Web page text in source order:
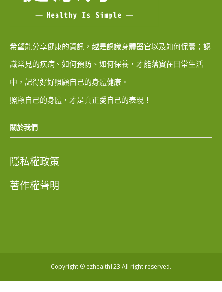
希望能分享健康的資訊，越是認識身體器官以及如何保養；認
識常見的疾病、如何預防、如何保養，才能落實在日常生活
中，記得好好照顧自己的身體健康。
照顧自己的身體，才是真正愛自己的表現！
關於我們
隱私權政策
著作權聲明
Copyright ® ezhealth123 All right reserved.